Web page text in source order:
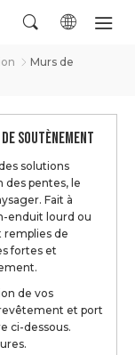
Murs de
SOUTÈNEMENT
solutions
des pentes, le
Fait à
enduit lourd ou
remplies de
fortes et
de vos
et port
ci-dessous.